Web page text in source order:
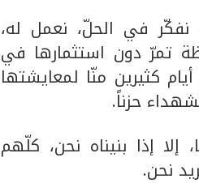
نفكّر في الحلّ، نعمل له،
تمرّ دون استثمارها في
كثيرين منّا لمعايشتها
حزناً.
إذا بنيناه نحن، كلّهم
نحن.